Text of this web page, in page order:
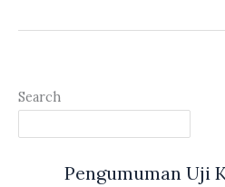
Antusias
Oleh
Masyarakat
Kepenghuluan
Search
Pengumuman Uji